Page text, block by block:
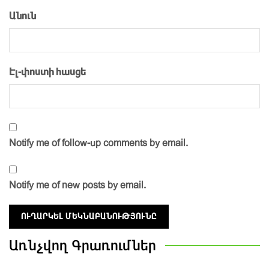
Անուն
Էլ-փոստի հասցե
Notify me of follow-up comments by email.
Notify me of new posts by email.
Առնչվող Գրառումներ